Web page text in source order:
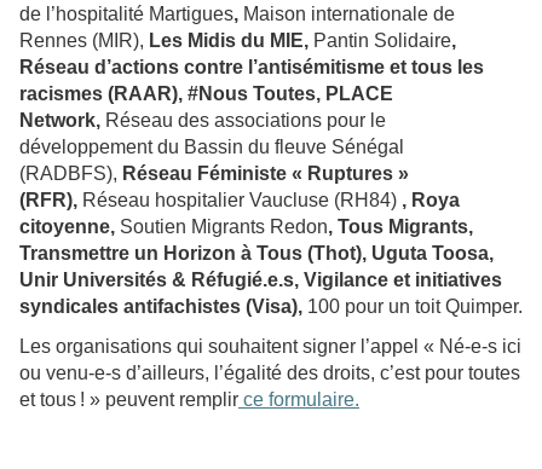
de l’hospitalité Martigues, Maison internationale de
Rennes (MIR), Les Midis du MIE, Pantin Solidaire,
Réseau d’actions contre l’antisémitisme et tous les
racismes (RAAR), #Nous Toutes, PLACE
Network, Réseau des associations pour le
développement du Bassin du fleuve Sénégal
(RADBFS), Réseau Féministe « Ruptures »
(RFR), Réseau hospitalier Vaucluse (RH84) , Roya
citoyenne, Soutien Migrants Redon, Tous Migrants,
Transmettre un Horizon à Tous (Thot), Uguta Toosa,
Unir Universités & Réfugié.e.s, Vigilance et initiatives
syndicales antifachistes (Visa), 100 pour un toit Quimper.
Les organisations qui souhaitent signer l’appel « Né-e-s ici
ou venu-e-s d’ailleurs, l’égalité des droits, c’est pour toutes
et tous ! » peuvent remplir ce formulaire.